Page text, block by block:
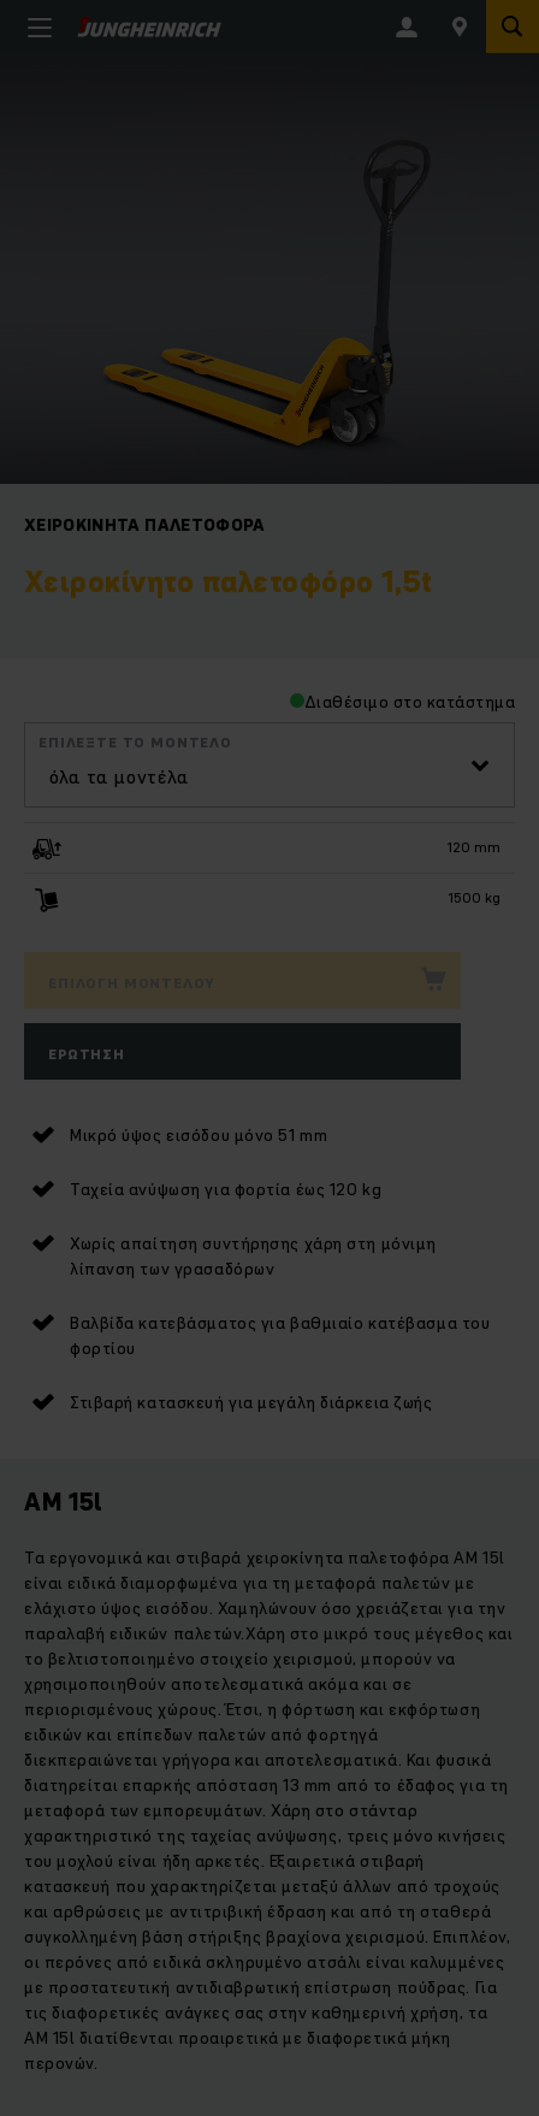
ΧΕΙΡΟΚΊΝΗΤΑ ΠΑΛΕΤΟΦΌΡΑ
Χειροκίνητο παλετοφόρο 1,5t
Διαθέσιμο στο κατάστημα
όλα τα μοντέλα
ΕΠΙΛΈΞΤΕ ΤΟ ΜΟΝΤΈΛΟ
120 mm
1500 kg
ΕΡΏΤΗΣΗ
Μικρό ύψος εισόδου μόνο 51 mm
Ταχεία ανύψωση για φορτία έως 120 kg
Χωρίς απαίτηση συντήρησης χάρη στη μόνιμη
λίπανση των γρασαδόρων
Βαλβίδα κατεβάσματος για βαθμιαίο κατέβασμα του
φορτίου
Στιβαρή κατασκευή για μεγάλη διάρκεια ζωής
AM 15l
Τα εργονομικά και στιβαρά χειροκίνητα παλετοφόρα AM 15l
είναι ειδικά διαμορφωμένα για τη μεταφορά παλετών με
ελάχιστο ύψος εισόδου. Χαμηλώνουν όσο χρειάζεται για την
παραλαβή ειδικών παλετών.Χάρη στο μικρό τους μέγεθος και
το βελτιστοποιημένο στοιχείο χειρισμού, μπορούν να
χρησιμοποιηθούν αποτελεσματικά ακόμα και σε
περιορισμένους χώρους. Έτσι, η φόρτωση και εκφόρτωση
ειδικών και επίπεδων παλετών από φορτηγά
διεκπεραιώνεται γρήγορα και αποτελεσματικά. Και φυσικά
διατηρείται επαρκής απόσταση 13 mm από το έδαφος για τη
μεταφορά των εμπορευμάτων. Χάρη στο στάνταρ
χαρακτηριστικό της ταχείας ανύψωσης, τρεις μόνο κινήσεις
του μοχλού είναι ήδη αρκετές. Εξαιρετικά στιβαρή
κατασκευή που χαρακτηρίζεται μεταξύ άλλων από τροχούς
και αρθρώσεις με αντιτριβική έδραση και από τη σταθερά
συγκολλημένη βάση στήριξης βραχίονα χειρισμού. Επιπλέον,
οι περόνες από ειδικά σκληρυμένο ατσάλι είναι καλυμμένες
με προστατευτική αντιδιαβρωτική επίστρωση πούδρας. Για
τις διαφορετικές ανάγκες σας στην καθημερινή χρήση, τα
AM 15l διατίθενται προαιρετικά με διαφορετικά μήκη
περονών.